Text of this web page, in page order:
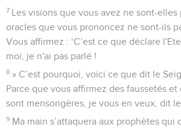
7 Les visions que vous avez ne sont-elles
oracles que vous prononcez ne sont-ils
Vous affirmez : ‘C’est ce que déclare
moi, je n'ai pas parlé !
8 » C’est pourquoi, voici ce que dit le
Parce que vous affirmez des faussetés et
sont mensongères, je vous en veux, dit
9 Ma main s’attaquera aux prophètes qui